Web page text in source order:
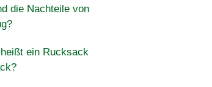
die Nachteile von
ein Rucksack